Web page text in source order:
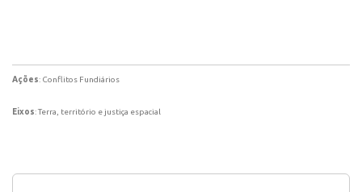
Ações: Conflitos Fundiários
Eixos: Terra, território e justiça espacial